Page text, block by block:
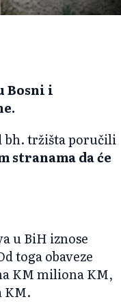
Bosni i
bh. tržišta poručili
da će
u BiH iznose
toga obaveze
KM miliona KM,
KM.